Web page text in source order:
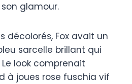
glamour.
décolorés, Fox avait un
sarcelle brillant qui
Le look comprenait
à joues rose fuschia vif